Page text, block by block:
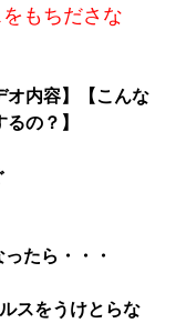
もちださな
内容】
【こんな
の？】
たら・・・
スをうけとらな